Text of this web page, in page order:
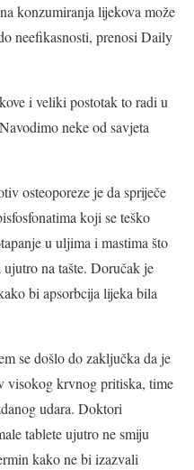
konzumiranja lijekova može
neefikasnosti, prenosi Daily
i veliki postotak to radi u
neke od savjeta
osteoporeze je da spriječe
koji se teško
u uljima i mastima što
na tašte. Doručak je
bi apsorbcija lijeka bila
se došlo do zaključka da je
visokog krvnog pritiska, time
udara. Doktori
tablete ujutro ne smiju
kako ne bi izazvali